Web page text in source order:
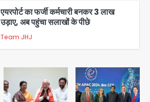
एयरपोर्ट का फर्जी कर्मचारी बनकर 3 लाख
उड़ाए, अब पहुंचा सलाखों के पीछे
Team JHJ
Noida Sector-49: सेक्टर-49 में 18
साल की मेड ने की खुदकुशी, शरीर पर नहीं मिली
कोई बाहरी
Avinash Kumar